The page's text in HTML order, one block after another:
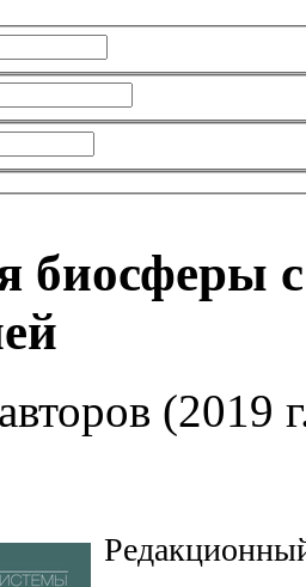
биосферы
(2019